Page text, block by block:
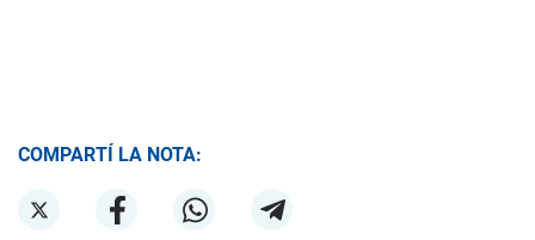
COMPARTÍ LA NOTA: